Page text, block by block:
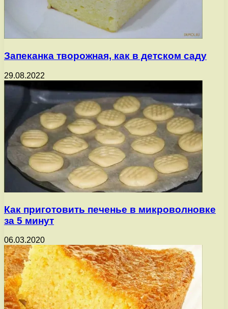
Запеканка творожная, как в детском саду
29.08.2022
Как приготовить печенье в микроволновке
за 5 минут
06.03.2020